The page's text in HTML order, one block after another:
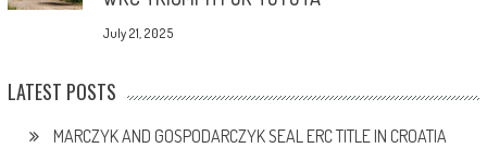
July 21, 2025
LATEST POSTS
MARCZYK AND GOSPODARCZYK SEAL ERC TITLE IN CROATIA